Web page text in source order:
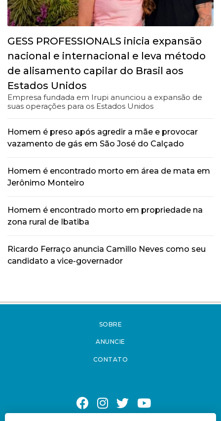
GESS PROFESSIONALS inicia expansão
nacional e internacional e leva método
de alisamento capilar do Brasil aos
Estados Unidos
Empresa fundada em Irupi anunciou a expansão de
suas operações para os Estados Unidos
Homem é preso após agredir a mãe e provocar
vazamento de gás em São José do Calçado
Homem é encontrado morto em área de mata em
Jerônimo Monteiro
Homem é encontrado morto em propriedade na
zona rural de Ibatiba
Ricardo Ferraço anuncia Camillo Neves como seu
candidato a vice-governador
SOBRE
ANUNCIE
CONTATO